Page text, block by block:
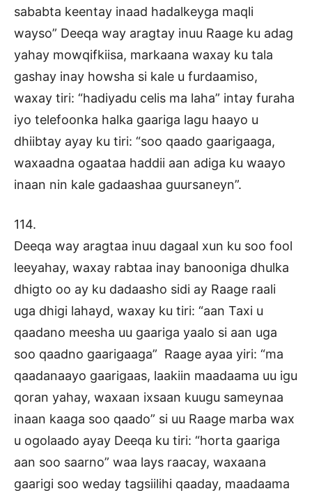
sababta keentay inaad hadalkeyga maqli
wayso” Deeqa way aragtay inuu Raage ku adag
yahay mowqifkiisa, markaana waxay ku tala
gashay inay howsha si kale u furdaamiso,
waxay tiri: “hadiyadu celis ma laha” intay furaha
iyo telefoonka halka gaariga lagu haayo u
dhiibtay ayay ku tiri: “soo qaado gaarigaaga,
waxaadna ogaataa haddii aan adiga ku waayo
inaan nin kale gadaashaa guursaneyn”.
114.
Deeqa way aragtaa inuu dagaal xun ku soo fool
leeyahay, waxay rabtaa inay banooniga dhulka
dhigto oo ay ku dadaasho sidi ay Raage raali
uga dhigi lahayd, waxay ku tiri: “aan Taxi u
qaadano meesha uu gaariga yaalo si aan uga
soo qaadno gaarigaaga” Raage ayaa yiri: “ma
qaadanaayo gaarigaas, laakiin maadaama uu igu
qoran yahay, waxaan ixsaan kuugu sameynaa
inaan kaaga soo qaado” si uu Raage marba wax
u ogolaado ayay Deeqa ku tiri: “horta gaariga
aan soo saarno” waa lays raacay, waxaana
gaarigi soo weday tagsiilihi qaaday, maadaama